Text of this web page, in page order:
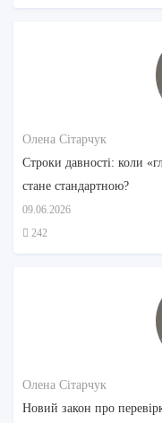
Олена Сітарчук
Строки давності: коли
стане стандартною?
09.06.2026
242
Олена Сітарчук
Новий закон про